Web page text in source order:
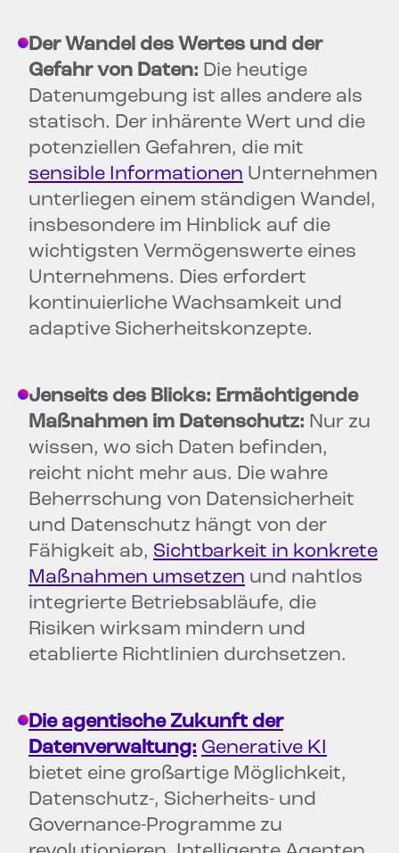
Der Wandel des Wertes und der
Gefahr von Daten: Die heutige
Datenumgebung ist alles andere als
statisch. Der inhärente Wert und die
potenziellen Gefahren, die mit
sensible Informationen Unternehmen
unterliegen einem ständigen Wandel,
insbesondere im Hinblick auf die
wichtigsten Vermögenswerte eines
Unternehmens. Dies erfordert
kontinuierliche Wachsamkeit und
adaptive Sicherheitskonzepte.
Jenseits des Blicks: Ermächtigende
Maßnahmen im Datenschutz: Nur zu
wissen, wo sich Daten befinden,
reicht nicht mehr aus. Die wahre
Beherrschung von Datensicherheit
und Datenschutz hängt von der
Fähigkeit ab, Sichtbarkeit in konkrete
Maßnahmen umsetzen und nahtlos
integrierte Betriebsabläufe, die
Risiken wirksam mindern und
etablierte Richtlinien durchsetzen.
Die agentische Zukunft der
Datenverwaltung: Generative KI
bietet eine großartige Möglichkeit,
Datenschutz-, Sicherheits- und
Governance-Programme zu